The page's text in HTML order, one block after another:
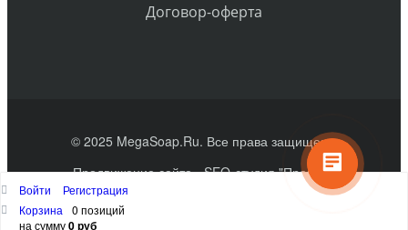
Договор-оферта
© 2025 MegaSoap.Ru. Все права защищены
Продвижение сайта- SEO-студия "Практик"
Войти
Регистрация
Корзина
0 позиций
на сумму0 руб